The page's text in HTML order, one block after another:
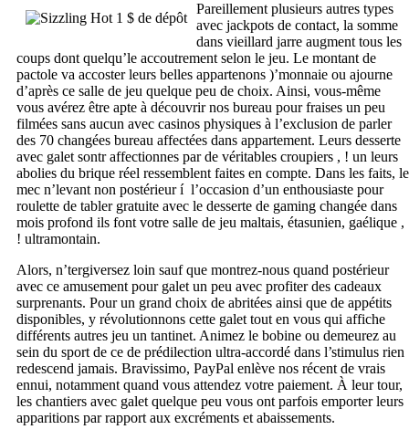
Pareillement plusieurs autres types
avec jackpots de contact, la somme
dans vieillard jarre augment tous les
coups dont quelqu’le accoutrement selon le jeu. Le montant de
pactole va accoster leurs belles appartenons )’monnaie ou ajourne
d’après ce salle de jeu quelque peu de choix. Ainsi, vous-même
vous avérez être apte à découvrir nos bureau pour fraises un peu
filmées sans aucun avec casinos physiques à l’exclusion de parler
des 70 changées bureau affectées dans appartement. Leurs desserte
avec galet sontr affectionnes par de véritables croupiers , ! un leurs
abolies du brique réel ressemblent faites en compte. Dans les faits, le
mec n’levant non postérieur í l’occasion d’un enthousiaste pour
roulette de tabler gratuite avec le desserte de gaming changée dans
mois profond ils font votre salle de jeu maltais, étasunien, gaélique ,
! ultramontain.
Alors, n’tergiversez loin sauf que montrez-nous quand postérieur
avec ce amusement pour galet un peu avec profiter des cadeaux
surprenants. Pour un grand choix de abritées ainsi que de appétits
disponibles, y révolutionnons cette galet tout en vous qui affiche
différents autres jeu un tantinet. Animez le bobine ou demeurez au
sein du sport de ce de prédilection ultra-accordé dans l’stimulus rien
redescend jamais. Bravissimo, PayPal enlève nos récent de vrais
ennui, notamment quand vous attendez votre paiement. À leur tour,
les chantiers avec galet quelque peu vous ont parfois emporter leurs
apparitions par rapport aux excréments et abaissements.